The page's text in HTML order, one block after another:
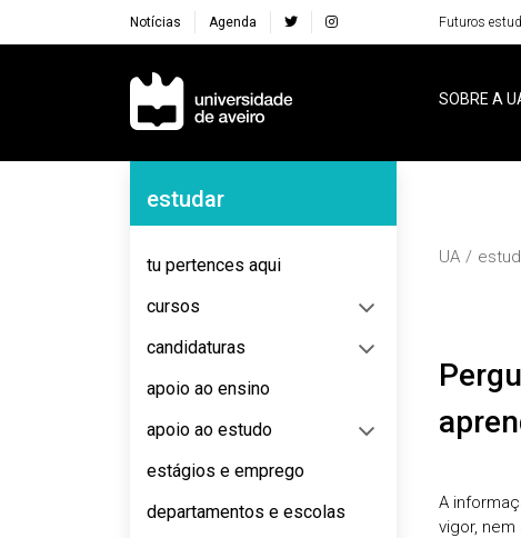
Notícias Agenda Futuros
Navegação Principal
SOBRE A
Navegação Lateral
estudar
tu pertences aqui
cursos
candidaturas
apoio ao ensino
apoio ao estudo
estágios e emprego
departamentos e escolas
UA
Perguntas frequentes sobre ensino e
A
vigor,